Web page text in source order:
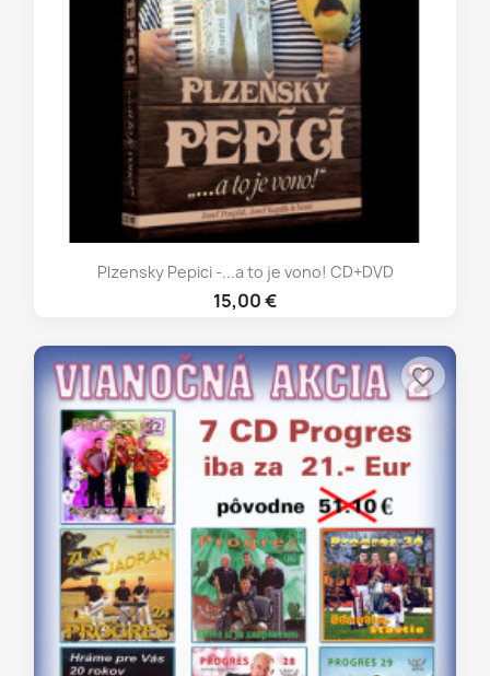
Plzensky Pepici -...a to je vono! CD+DVD
15,00 €
favorite_border